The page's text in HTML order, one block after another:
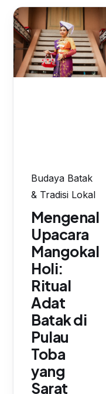
Budaya Batak
& Tradisi Lokal
Mengenal
Upacara
Mangokal
Holi:
Ritual
Adat
Batak di
Pulau
Toba
yang
Sarat